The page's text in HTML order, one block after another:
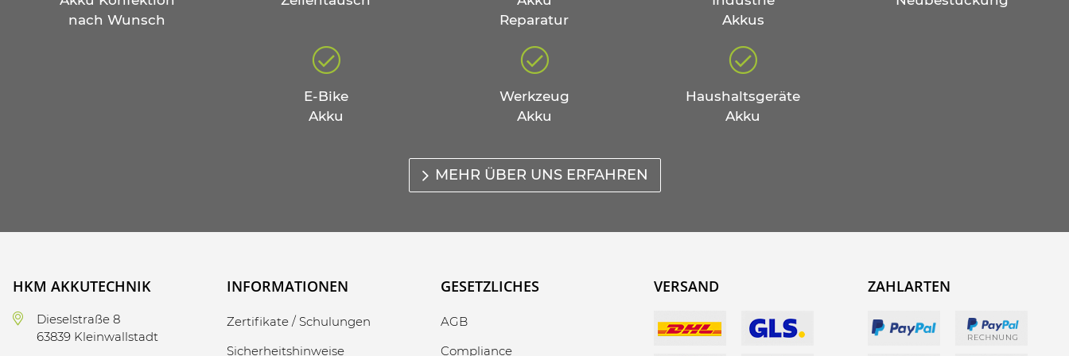
nach Wunsch
Reparatur
Akkus
E-Bike
Akku
Werkzeug
Akku
Haushaltsgeräte
Akku
MEHR ÜBER UNS ERFAHREN
HKM AKKUTECHNIK
Dieselstraße 8
63839 Kleinwallstadt
INFORMATIONEN
Zertifikate / Schulungen
Sicherheitshinweise
GESETZLICHES
AGB
Compliance
VERSAND ZAHLARTEN